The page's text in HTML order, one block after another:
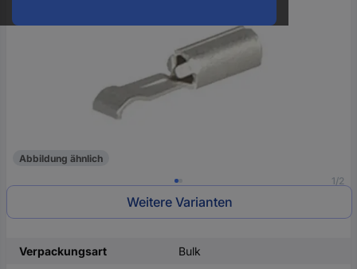
1/2
Abbildung ähnlich
Weitere Varianten
Verpackungsart
Bulk